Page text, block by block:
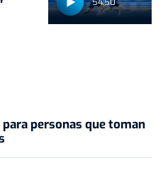
personas que toman